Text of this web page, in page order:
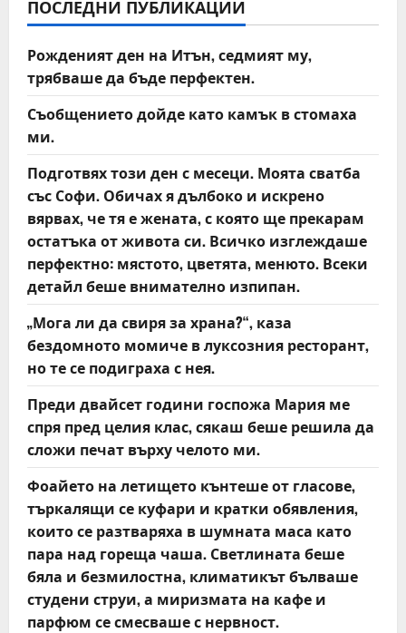
v
i
g
a
t
i
o
n
ПОСЛЕДНИ ПУБЛИКАЦИИ
Рожденият ден на Итън, седмият му,
трябваше да бъде перфектен.
Съобщението дойде като камък в стомаха
ми.
Подготвях този ден с месеци. Моята сватба
със Софи. Обичах я дълбоко и искрено
вярвах, че тя е жената, с която ще прекарам
остатъка от живота си. Всичко изглеждаше
перфектно: мястото, цветята, менюто. Всеки
детайл беше внимателно изпипан.
„Мога ли да свиря за храна?“, каза
бездомното момиче в луксозния ресторант,
но те се подиграха с нея.
Преди двайсет години госпожа Мария ме
спря пред целия клас, сякаш беше решила да
сложи печат върху челото ми.
Фоайето на летището кънтеше от гласове,
търкалящи се куфари и кратки обявления,
които се разтваряха в шумната маса като
пара над гореща чаша. Светлината беше
бяла и безмилостна, климатикът бълваше
студени струи, а миризмата на кафе и
парфюм се смесваше с нервност.